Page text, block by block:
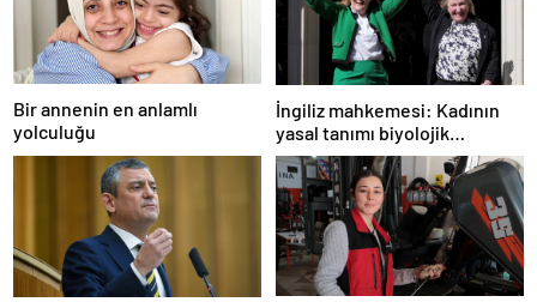
Bir annenin en anlamlı
yolculuğu
İngiliz mahkemesi: Kadının
yasal tanımı biyolojik
cinsiyete dayanır